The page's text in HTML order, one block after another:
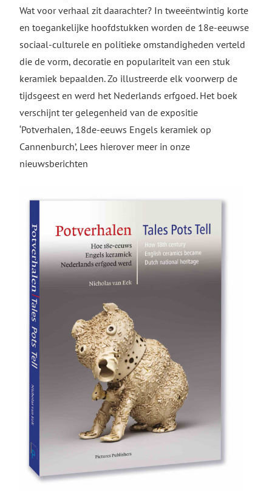
Wat voor verhaal zit daarachter? In tweeëntwintig korte
en toegankelijke hoofdstukken worden de 18e-eeuwse
sociaal-culturele en politieke omstandigheden verteld
die de vorm, decoratie en populariteit van een stuk
keramiek bepaalden. Zo illustreerde elk voorwerp de
tijdsgeest en werd het Nederlands erfgoed. Het boek
verschijnt ter gelegenheid van de expositie
‘Potverhalen, 18de-eeuws Engels keramiek op
Cannenburch’, Lees hierover meer in onze
nieuwsberichten